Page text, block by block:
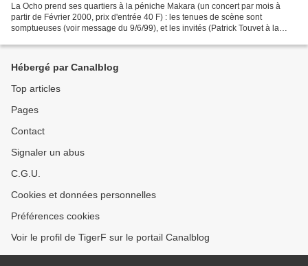
La Ocho prend ses quartiers à la péniche Makara (un concert par mois à
partir de Février 2000, prix d'entrée 40 F) : les tenues de scène sont
somptueuses (voir message du 9/6/99), et les invités (Patrick Touvet à la
Hébergé par Canalblog
Top articles
Pages
Contact
Signaler un abus
C.G.U.
Cookies et données personnelles
Préférences cookies
Voir le profil de TigerF sur le portail Canalblog